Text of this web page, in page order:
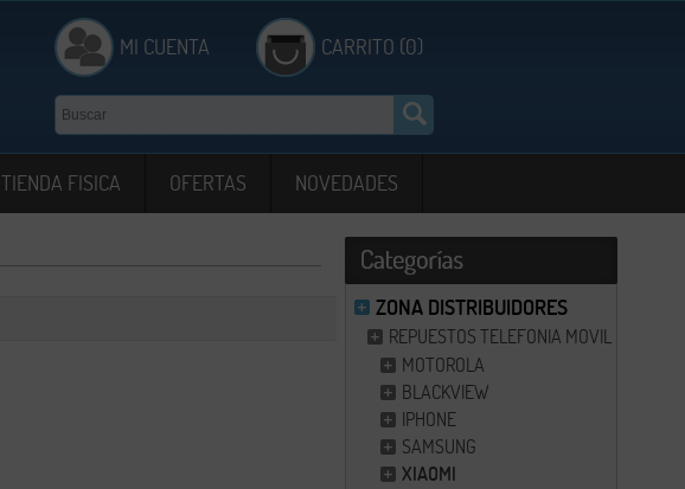
MI CUENTA CARRITO (0)
TIENDA FISICA OFERTAS NOVEDADES
ZONA DISTRIBUIDORES
REPUESTOS TELEFONIA MOVIL
MOTOROLA
BLACKVIEW
IPHONE
SAMSUNG
XIAOMI